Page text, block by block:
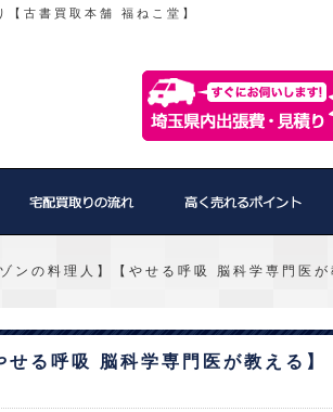
古書買取本舗 福ねこ堂】
ンの料理人】【やせる呼吸 脳科学専門医
る呼吸 脳科学専門医が教える】